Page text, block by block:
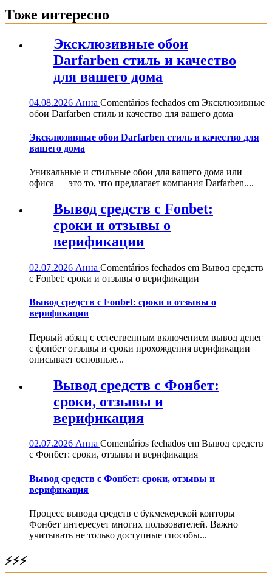
Тоже интересно
Эксклюзивные обои
Darfarben стиль и качество
для вашего дома
04.08.2026 Анна Comentários fechados em Эксклюзивные
обои Darfarben стиль и качество для вашего дома
Эксклюзивные обои Darfarben стиль и качество для
вашего дома
Уникальные и стильные обои для вашего дома или
офиса — это то, что предлагает компания Darfarben....
Вывод средств с Fonbet:
сроки и отзывы о
верификации
02.07.2026 Анна Comentários fechados em Вывод средств
с Fonbet: сроки и отзывы о верификации
Вывод средств с Fonbet: сроки и отзывы о
верификации
Первый абзац с естественным включением вывод денег
с фонбет отзывы и сроки прохождения верификации
описывает основные...
Вывод средств с Фонбет:
сроки, отзывы и
верификация
02.07.2026 Анна Comentários fechados em Вывод средств
с Фонбет: сроки, отзывы и верификация
Вывод средств с Фонбет: сроки, отзывы и
верификация
Процесс вывода средств с букмекерской конторы
Фонбет интересует многих пользователей. Важно
учитывать не только доступные способы...
⚡⚡⚡